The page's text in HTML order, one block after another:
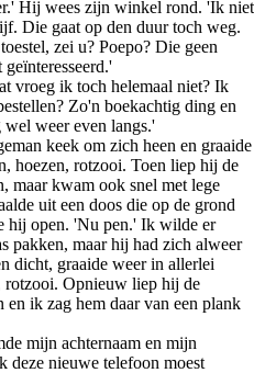
Hij wees zijn winkel rond. 'Ik niet
Die gaat op den duur toch weg.
zei u? Poepo? Die geen
vroeg ik toch helemaal niet? Ik
Zo'n boekachtig ding en
weer even langs.'
keek om zich heen en graaide
hoezen, rotzooi. Toen liep hij de
maar kwam ook snel met lege
uit een doos die op de grond
hij open. 'Nu pen.' Ik wilde er
pakken, maar hij had zich alweer
dicht, graaide weer in allerlei
rotzooi. Opnieuw liep hij de
ik zag hem daar van een plank
mijn achternaam en mijn
deze nieuwe telefoon moest